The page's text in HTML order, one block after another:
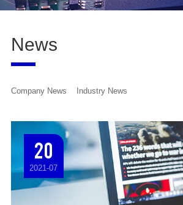
News
Company News Industry News
20
2021-07